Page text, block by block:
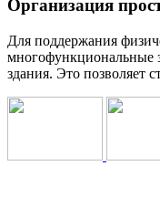
Организация
Для поддержания
многофункциональные
здания. Это позволяет